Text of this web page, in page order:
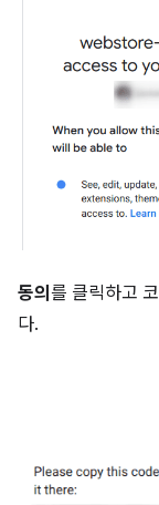
동의 를 클릭하고
다.